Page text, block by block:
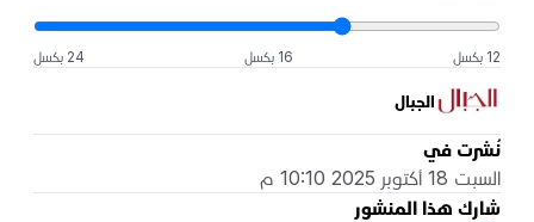
12 بكسل 16 بكسل 24 بكسل
الجبال
نُشرت في
السبت 18 أكتوبر 2025 10:10 م
شارك هذا المنشور